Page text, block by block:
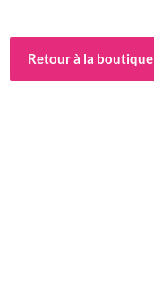
Retour à la boutique